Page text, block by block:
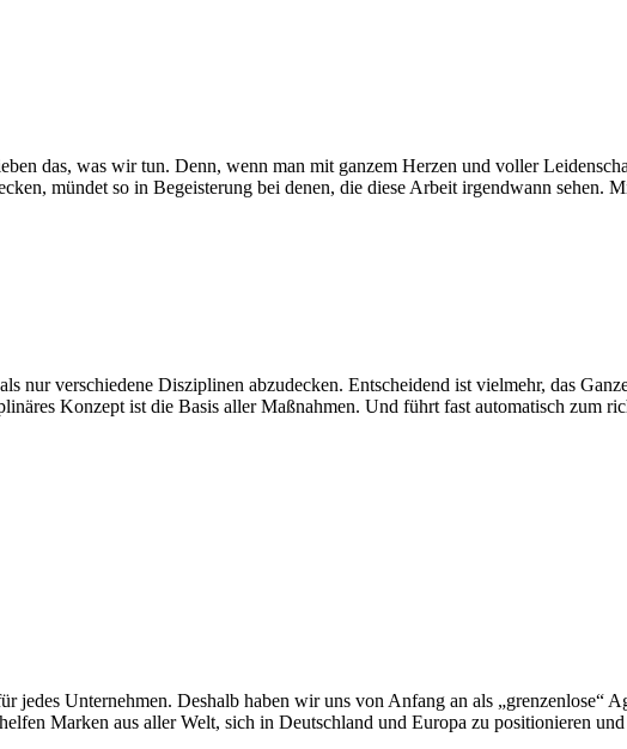
das, was wir tun. Denn, wenn man mit ganzem Herzen und voller
mündet so in Begeisterung bei denen, die diese Arbeit irgendwann sehen.
nur verschiedene Disziplinen abzudecken. Entscheidend ist vielmehr, das
Konzept ist die Basis aller Maßnahmen. Und führt fast automatisch zum
jedes Unternehmen. Deshalb haben wir uns von Anfang an als „grenzenlose“
Marken aus aller Welt, sich in Deutschland und Europa zu positionieren